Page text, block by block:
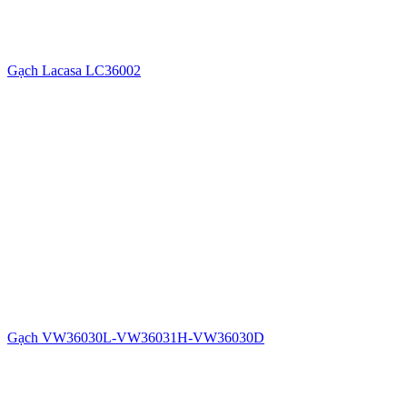
Gạch Lacasa LC36002
Gạch VW36030L-VW36031H-VW36030D